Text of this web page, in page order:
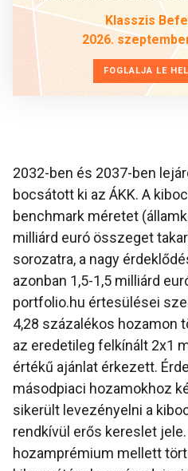
Klasszis
2026.
FOGLALJA LE
2032-ben és 2037-ben
bocsátott ki az ÁKK. A
benchmark méretet
milliárd euró összeget
sorozatra, a nagy
azonban 1,5-1,5 milliárd
portfolio.hu értesülései
4,28 százalékos hozamon
az eredetileg felkínált 2x1
értékű ajánlat érkezett.
másodpiaci hozamokhoz
sikerült levezényelni a
rendkívül erős kereslet
hozamprémium mellett